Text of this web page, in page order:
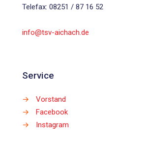
Telefax: 08251 / 87 16 52
info@tsv-aichach.de
Service
→
Vorstand
→
Facebook
→
Instagram